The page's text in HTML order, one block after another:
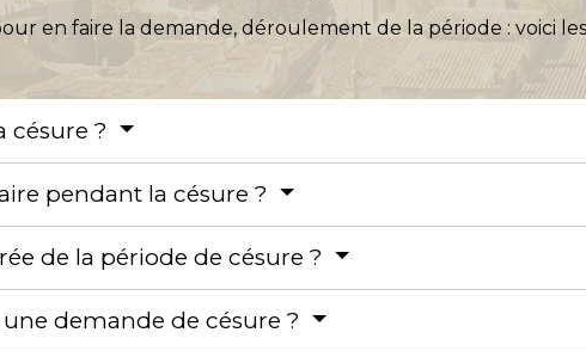
en faire la demande, déroulement de la période : voici
césure ?
pendant la césure ?
de la période de césure ?
demande de césure ?